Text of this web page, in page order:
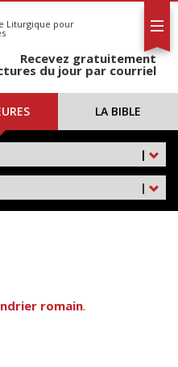
Liturgique pour
Recevez gratuitement
du jour par courriel
LA BIBLE
|
|
romain.